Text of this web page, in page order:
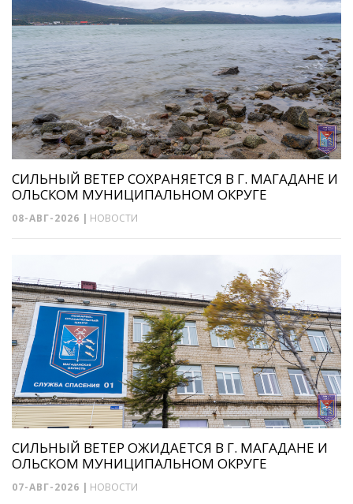
СИЛЬНЫЙ ВЕТЕР СОХРАНЯЕТСЯ В Г. МАГАДАНЕ И
ОЛЬСКОМ МУНИЦИПАЛЬНОМ ОКРУГЕ
08-АВГ-2026 | НОВОСТИ
СИЛЬНЫЙ ВЕТЕР ОЖИДАЕТСЯ В Г. МАГАДАНЕ И
ОЛЬСКОМ МУНИЦИПАЛЬНОМ ОКРУГЕ
07-АВГ-2026 | НОВОСТИ